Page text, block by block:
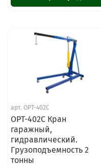
арт. OPT-402C
OPT-402C Кран
гаражный,
гидравлический.
Грузоподъемность 2
тонны